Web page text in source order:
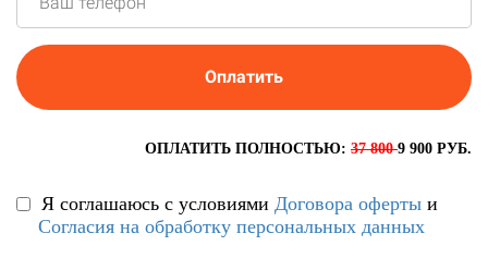
Оплатить
ОПЛАТИТЬ ПОЛНОСТЬЮ: 37 8009 900 РУБ.
Я соглашаюсь с условиями Договора оферты и
Согласия на обработку персональных данных